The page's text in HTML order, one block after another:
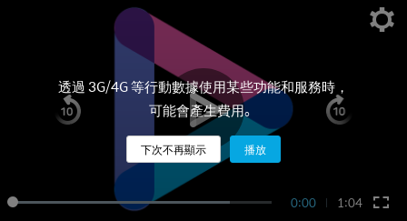
0:00 1:04
透過 3G/4G 等行動數據使用某些功能和服務時，
可能會產生費用。
下次不再顯示 播放